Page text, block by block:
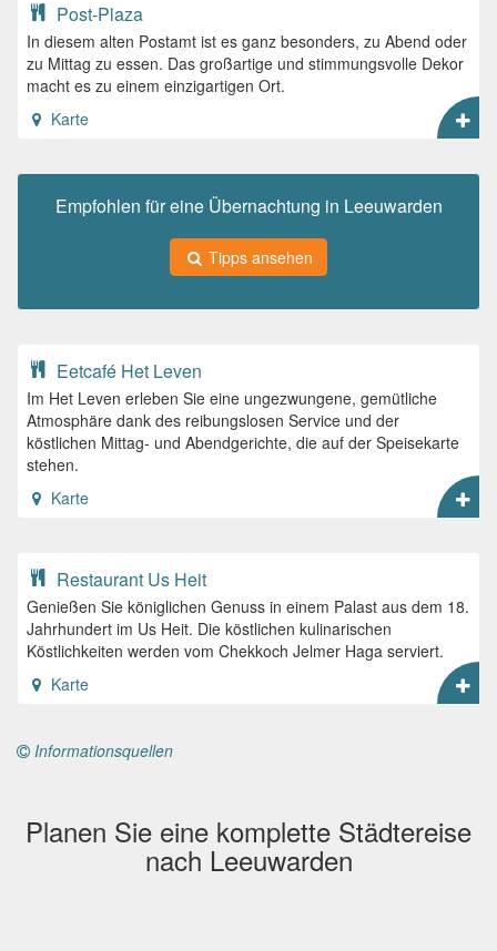
Post-Plaza
In diesem alten Postamt ist es ganz besonders, zu Abend oder
zu Mittag zu essen. Das großartige und stimmungsvolle Dekor
macht es zu einem einzigartigen Ort.
Karte
Empfohlen für eine Übernachtung in Leeuwarden
Tipps ansehen
Eetcafé Het Leven
Im Het Leven erleben Sie eine ungezwungene, gemütliche
Atmosphäre dank des reibungslosen Service und der
köstlichen Mittag- und Abendgerichte, die auf der Speisekarte
stehen.
Karte
Restaurant Us Heit
Genießen Sie königlichen Genuss in einem Palast aus dem 18.
Jahrhundert im Us Heit. Die köstlichen kulinarischen
Köstlichkeiten werden vom Chekkoch Jelmer Haga serviert.
Karte
Informationsquellen
Planen Sie eine komplette Städtereise
nach Leeuwarden